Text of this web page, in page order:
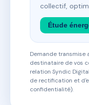
collectif,
Étude
Demande transmise
destinataire de vos
relation Syndic
de rectification et
confidentialité).